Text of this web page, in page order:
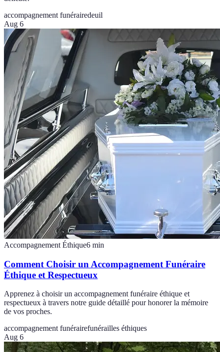
accompagnement funérairedeuil
Aug 6
Accompagnement Éthique6 min
Comment Choisir un Accompagnement Funéraire
Éthique et Respectueux
Apprenez à choisir un accompagnement funéraire éthique et
respectueux à travers notre guide détaillé pour honorer la mémoire
de vos proches.
accompagnement funérairefunérailles éthiques
Aug 6